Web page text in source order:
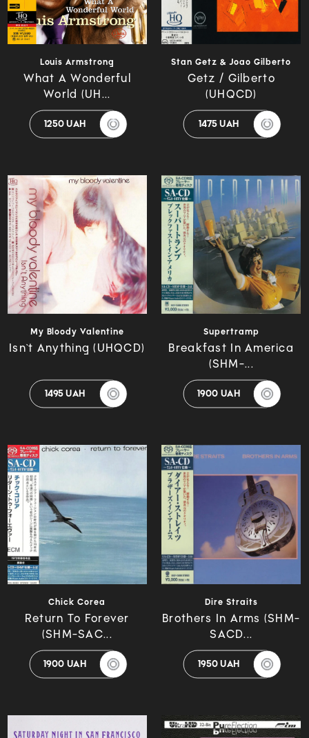
Louis Armstrong
What A Wonderful
World (UH...
1250 UAH
Stan Getz & Joao Gilberto
Getz / Gilberto
(UHQCD)
1475 UAH
My Bloody Valentine
Isn`t Anything (UHQCD)
1495 UAH
Supertramp
Breakfast In America
(SHM-...
1900 UAH
Chick Corea
Return To Forever
(SHM-SAC...
1900 UAH
Dire Straits
Brothers In Arms (SHM-
SACD...
1950 UAH